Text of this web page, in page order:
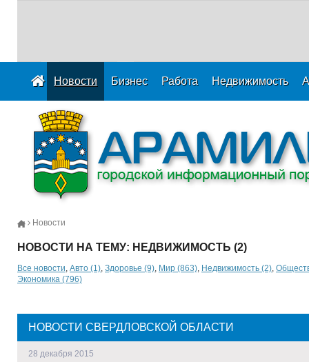
Новости Бизнес Работа Недвижимость
Новости
НОВОСТИ НА ТЕМУ: НЕДВИЖИМОСТЬ (2)
Все новости Авто (1) Здоровье (9) Мир (863) Недвижимость (2)
Экономика (796)
НОВОСТИ СВЕРДЛОВСКОЙ ОБЛАСТИ
28 декабря 2015